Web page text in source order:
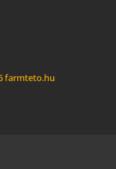
farmteto.hu